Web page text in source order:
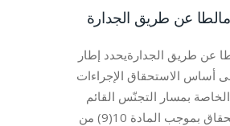
عن طريق الجدارة
عن طريق الجدارةيحدد إطار
أساس الاستحقاق الإجراءات
الخاصة بمسار التجنّس القائم
على الاستحقاق بموجب المادة 10(9) من